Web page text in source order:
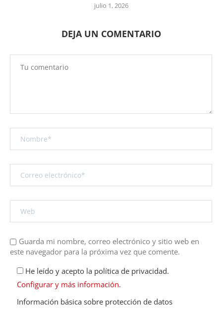
julio 1, 2026
DEJA UN COMENTARIO
Guarda mi nombre, correo electrónico y sitio web en
este navegador para la próxima vez que comente.
He leído y acepto la política de privacidad.
Configurar y más información.
Información básica sobre protección de datos